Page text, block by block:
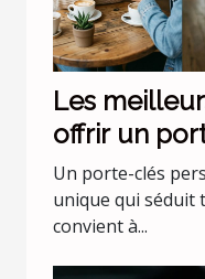
Les
offrir un
Un porte-clés
unique qui séduit
convient à...